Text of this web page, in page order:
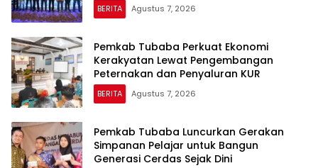
BERITA Agustus 7, 2026
Pemkab Tubaba Perkuat Ekonomi
Kerakyatan Lewat Pengembangan
Peternakan dan Penyaluran KUR
BERITA Agustus 7, 2026
Pemkab Tubaba Luncurkan Gerakan
Simpanan Pelajar untuk Bangun
Generasi Cerdas Sejak Dini